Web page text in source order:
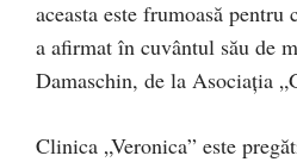
aceasta este frumoasă pentru
a afirmat în cuvântul său de
Damaschin, de la Asociația
Clinica „Veronica” este